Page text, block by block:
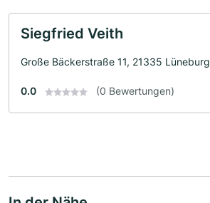
Siegfried Veith
Große Bäckerstraße 11, 21335 Lüneburg
0.0 (0 Bewertungen)